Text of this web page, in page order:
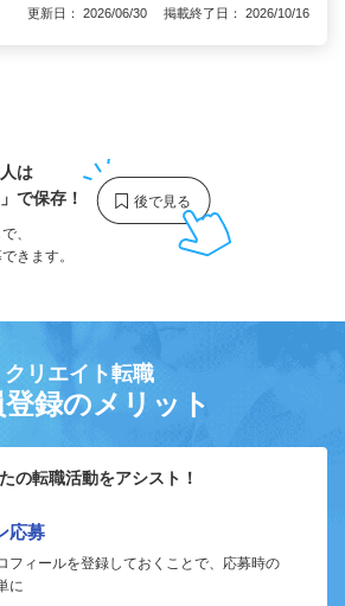
更新日： 2026/06/30 掲載終了日： 2026/10/16
は
」で保存！
、
きます。
クリエイト転職
録のメリット
の転職活動をアシスト！
応募
フィールを登録しておくことで、応募時の
に